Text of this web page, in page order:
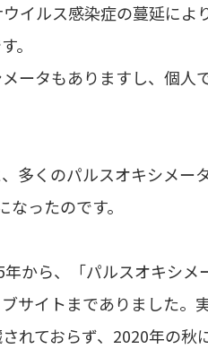
イルス感染症の蔓延によ
。
ータもありますし、個人
多くのパルスオキシメー
ったのです。
から、「パルスオキシメ
サイトまでありました。
れておらず、2020年の